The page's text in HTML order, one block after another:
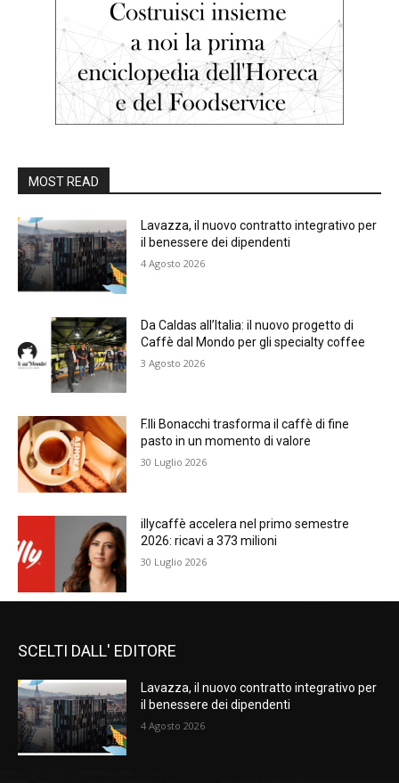
MOST READ
Lavazza, il nuovo contratto integrativo per
il benessere dei dipendenti
4 Agosto 2026
Da Caldas all’Italia: il nuovo progetto di
Caffè dal Mondo per gli specialty coffee
3 Agosto 2026
F.lli Bonacchi trasforma il caffè di fine
pasto in un momento di valore
30 Luglio 2026
illycaffè accelera nel primo semestre
2026: ricavi a 373 milioni
30 Luglio 2026
SCELTI DALL' EDITORE
Lavazza, il nuovo contratto integrativo per
il benessere dei dipendenti
4 Agosto 2026